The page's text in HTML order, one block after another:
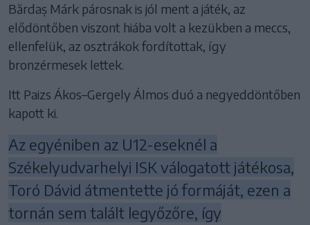
Bărdaș Márk párosnak is jól ment a játék, az
elődöntőben viszont hiába volt a kezükben a meccs,
ellenfelük, az osztrákok fordítottak, így
bronzérmesek lettek.
Itt Paizs Ákos–Gergely Álmos duó a negyeddöntőben
kapott ki.
Az egyéniben az U12-eseknél a
Székelyudvarhelyi ISK válogatott játékosa,
Toró Dávid átmentette jó formáját, ezen a
tornán sem talált legyőzőre, így